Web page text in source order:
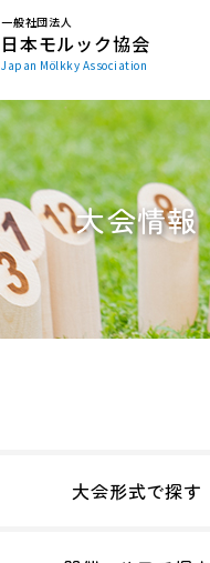
一般社団法人
日本モルック協会
Japan Mölkky Association
大会情報
大会形式で探す